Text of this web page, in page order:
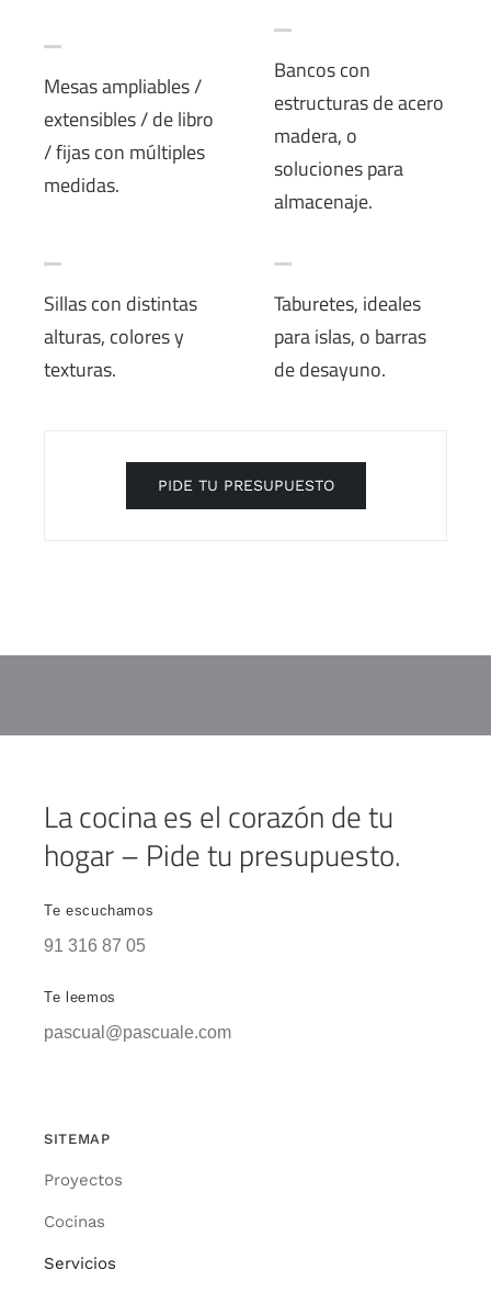
Mesas ampliables /
extensibles / de libro
/ fijas con múltiples
medidas.
Bancos con
estructuras de acero
madera, o
soluciones para
almacenaje.
Sillas con distintas
alturas, colores y
texturas.
Taburetes, ideales
para islas, o barras
de desayuno.
PIDE TU PRESUPUESTO
La cocina es el corazón de tu
hogar – Pide tu presupuesto.
Te escuchamos
91 316 87 05
Te leemos
pascual@pascuale.com
SITEMAP
Proyectos
Cocinas
Servicios